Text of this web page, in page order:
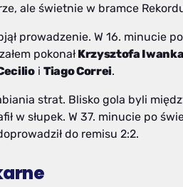
ale świetnie w bramce
prowadzenie. W 16. minucie
pokonał Krzysztofa Iwanka
i Tiago Correi.
strat. Blisko gola byli
w słupek. W 37. minucie po
do remisu 2:2.